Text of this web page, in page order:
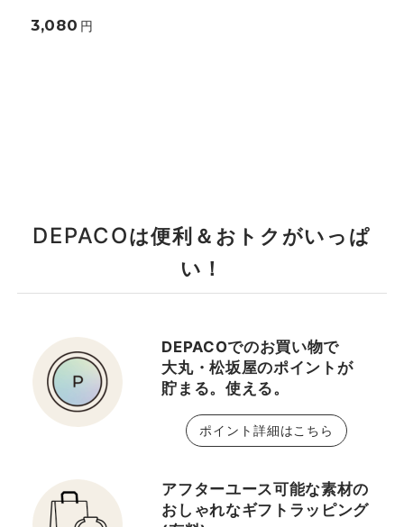
3,080 円
DEPACOは便利＆おトクがいっぱ
い！
DEPACOでのお買い物で
大丸・松坂屋のポイントが
貯まる。使える。
ポイント詳細はこちら
アフターユース可能な素材の
おしゃれなギフトラッピング